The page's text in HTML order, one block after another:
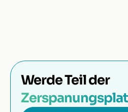
Werde Teil der